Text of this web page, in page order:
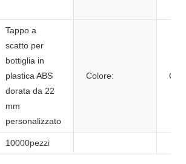
Tappo a
scatto per
bottiglia in
plastica ABS
dorata da 22
mm
personalizzato
Colore: Oro
10000pezzi